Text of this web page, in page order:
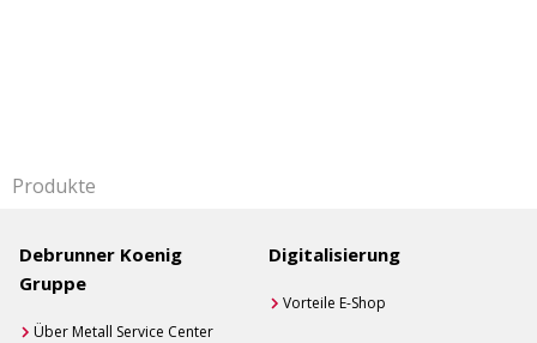
Produkte
Debrunner Koenig
Gruppe
Über Metall Service Center
Digitalisierung
Vorteile E-Shop